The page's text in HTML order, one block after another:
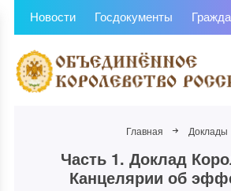
Новости Госдокументы
Главная Доклады
Часть 1. Доклад
Канцелярии об